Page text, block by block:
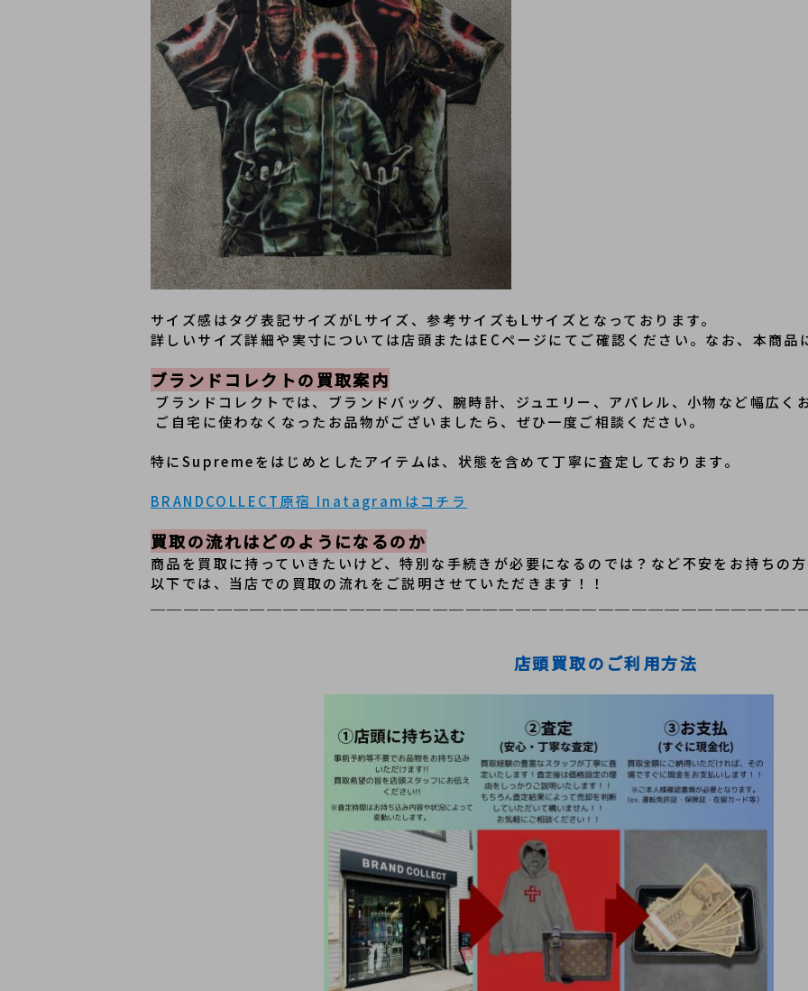
サイズ感はタグ表記サイズがLサイズ、参考サイズもLサイズとなっております。
詳しいサイズ詳細や実寸については店頭またはECページにてご確認ください。なお、本商品
ブランドコレクトの買取案内
ブランドコレクトでは、ブランドバッグ、腕時計、ジュエリー、アパレル、小物など幅広く
ご自宅に使わなくなったお品物がございましたら、ぜひ一度ご相談ください。
特にSupremeをはじめとしたアイテムは、状態を含めて丁寧に査定しております。
BRANDCOLLECT原宿 Inatagramはコチラ
買取の流れはどのようになるのか
商品を買取に持っていきたいけど、特別な手続きが必要になるのでは？など不安をお持ちの
以下では、当店での買取の流れをご説明させていただきます！！
店頭買取のご利用方法